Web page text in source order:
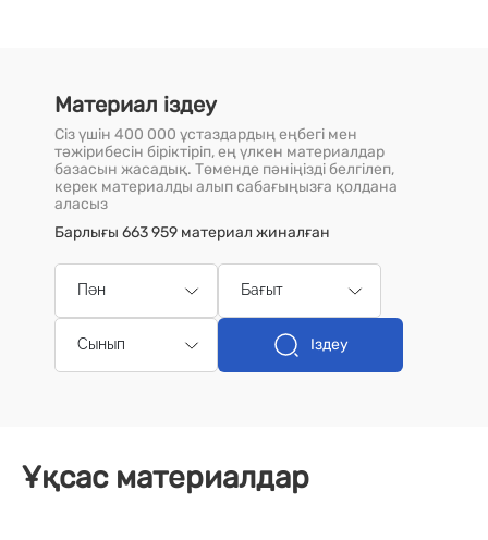
Материал іздеу
Сіз үшін 400 000 ұстаздардың еңбегі мен
тәжірибесін біріктіріп, ең үлкен материалдар
базасын жасадық. Төменде пәніңізді белгілеп,
керек материалды алып сабағыңызға қолдана
аласыз
Барлығы 663 959 материал жиналған
Пән Бағыт
Сынып Іздеу
Ұқсас материалдар